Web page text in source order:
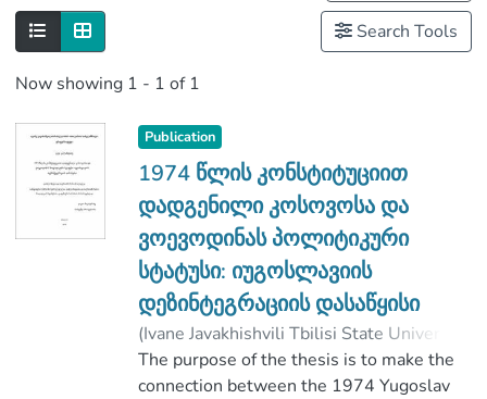
Search Tools
Now showing 1 - 1 of 1
Publication
1974 წლის კონსტიტუციით
დადგენილი კოსოვოსა და
ვოევოდინას პოლიტიკური
სტატუსი: იუგოსლავიის
დეზინტეგრაციის დასაწყისი
(Ivane Javakhishvili Tbilisi State University
2019)კალანდაძე, გივი
;
მაცაბერიძე, დავით
;
The purpose of the thesis is to make the
connection between the 1974 Yugoslav